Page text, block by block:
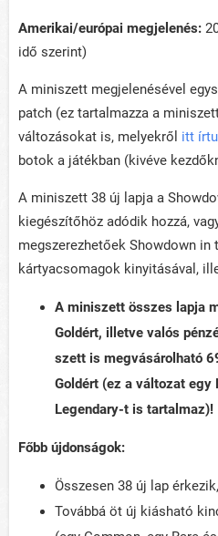
Amerikai/európai megjelenés:
idő szerint)
A miniszett megjelenésével
patch (ez tartalmazza a
változásokat is, melyekről itt
botok a játékban (kivéve
A miniszett 38 új lapja a
kiegészítőhöz adódik hozzá,
megszerezhetőek Showdown in
kártyacsomagok kinyitásával,
A miniszett összes lapja
Goldért, illetve valós
szett is megvásárolható
Goldért (ez a változat egy
Legendary-t is tartalmaz)!
Főbb újdonságok:
Összesen 38 új lap
Továbbá öt új kiásható